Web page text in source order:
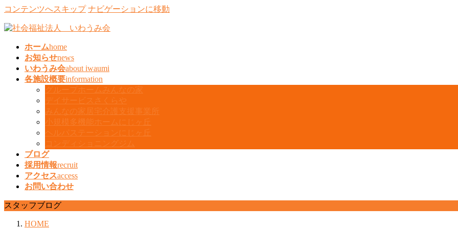
コンテンツへスキップ ナビゲーションに移動
ホームhome
お知らせnews
いわうみ会about iwaumi
各施設概要information
グループホームみんなの家
デイサービスさくらや
みんなの家居宅介護支援事業所
小規模多機能ホームにじヶ丘
ヘルパステーションにじヶ丘
コンディショニングジム
ブログ
採用情報recruit
アクセスaccess
お問い合わせ
スタッフブログ
HOME